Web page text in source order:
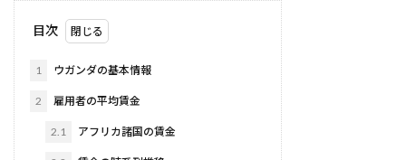
目次
1 ウガンダの基本情報
2 雇用者の平均賃金
2.1 アフリカ諸国の賃金